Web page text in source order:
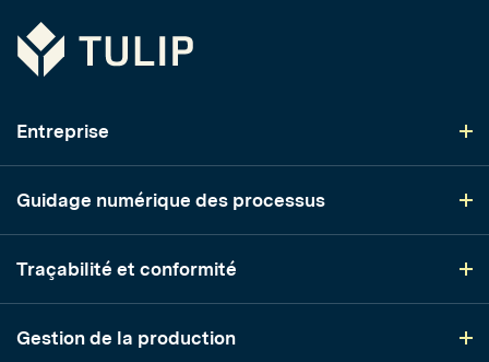
Tulip
Entreprise
Guidage numérique des processus
Traçabilité et conformité
Gestion de la production